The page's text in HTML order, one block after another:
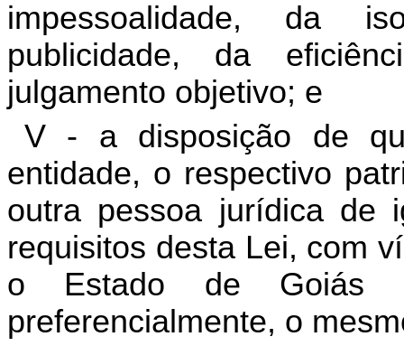
impessoalidade, da
publicidade, da
julgamento objetivo; e
V - a disposição de
entidade, o respectivo
outra pessoa jurídica de
requisitos desta Lei, com
o Estado de Goiás
preferencialmente, o